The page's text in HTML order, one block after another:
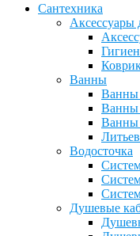
Сантехника
Аксессуары
Ванны
Ванны
Ванны
Ванны
Водосточка
Душевые